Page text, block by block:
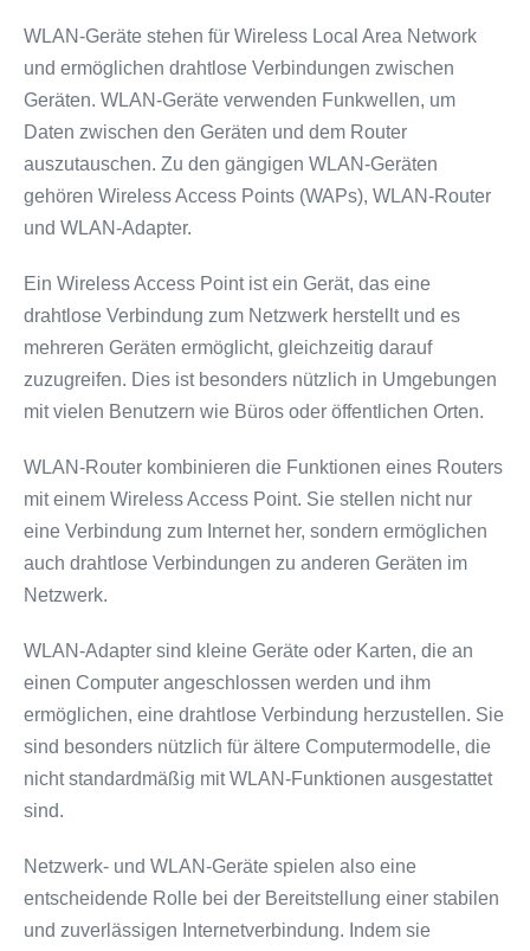
WLAN-Geräte stehen für Wireless Local Area Network
und ermöglichen drahtlose Verbindungen zwischen
Geräten. WLAN-Geräte verwenden Funkwellen, um
Daten zwischen den Geräten und dem Router
auszutauschen. Zu den gängigen WLAN-Geräten
gehören Wireless Access Points (WAPs), WLAN-Router
und WLAN-Adapter.
Ein Wireless Access Point ist ein Gerät, das eine
drahtlose Verbindung zum Netzwerk herstellt und es
mehreren Geräten ermöglicht, gleichzeitig darauf
zuzugreifen. Dies ist besonders nützlich in Umgebungen
mit vielen Benutzern wie Büros oder öffentlichen Orten.
WLAN-Router kombinieren die Funktionen eines Routers
mit einem Wireless Access Point. Sie stellen nicht nur
eine Verbindung zum Internet her, sondern ermöglichen
auch drahtlose Verbindungen zu anderen Geräten im
Netzwerk.
WLAN-Adapter sind kleine Geräte oder Karten, die an
einen Computer angeschlossen werden und ihm
ermöglichen, eine drahtlose Verbindung herzustellen. Sie
sind besonders nützlich für ältere Computermodelle, die
nicht standardmäßig mit WLAN-Funktionen ausgestattet
sind.
Netzwerk- und WLAN-Geräte spielen also eine
entscheidende Rolle bei der Bereitstellung einer stabilen
und zuverlässigen Internetverbindung. Indem sie